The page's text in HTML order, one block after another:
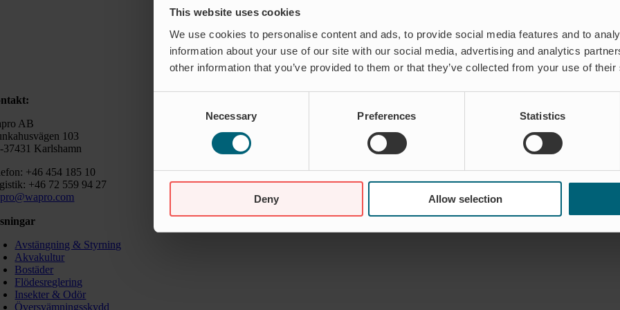
This website uses cookies
We use cookies to personalise content and ads, to provide social media features and to
information about your use of our site with our social media, advertising and analytics
other information that you’ve provided to them or that they’ve collected from your use of
Necessary Preferences Statistics
Deny Allow selection
AB
103
37431 Karlshamn
+46 454 185 10
+46 72 559 94 27
Avstängning & Styrning
Akvakultur
Bostäder
Flödesreglering
Insekter & Odör
Översvämningsskydd